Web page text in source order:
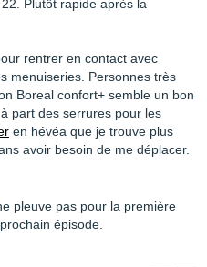
Plutôt rapide après la
rentrer en contact avec
menuiseries. Personnes très
Boreal confort+ semble un bon
part des serrures pour les
en hévéa que je trouve plus
avoir besoin de me déplacer.
pleuve pas pour la première
épisode.